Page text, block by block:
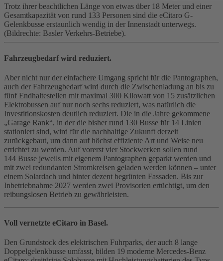
Trotz ihrer beachtlichen Länge von etwas über 18 Meter und einer
Gesamtkapazität von rund 133 Personen sind die eCitaro G-
Gelenkbusse erstaunlich wendig in der Innenstadt unterwegs.
(Bildrechte: Basler Verkehrs-Betriebe).
Fahrzeugbedarf wird reduziert.
Aber nicht nur der einfachere Umgang spricht für die Pantographen,
auch der Fahrzeugbedarf wird durch die Zwischenladung an bis zu
fünf Endhaltestellen mit maximal 300 Kilowatt von 15 zusätzlichen
Elektrobussen auf nur noch sechs reduziert, was natürlich die
Investitionskosten deutlich reduziert. Die in die Jahre gekommene
„Garage Rank“, in der die bisher rund 130 Busse für 14 Linien
stationiert sind, wird für die nachhaltige Zukunft derzeit
zurückgebaut, um dann auf höchst effiziente Art und Weise neu
errichtet zu werden. Auf vorerst vier Stockwerken sollen rund
144 Busse jeweils mit eigenem Pantographen geparkt werden und
mit zwei redundanten Stromkreisen geladen werden können – unter
einem Solardach und hinter dezent begrünten Fassaden. Bis zur
Inbetriebnahme 2027 werden zwei Provisorien ertüchtigt, um den
reibungslosen Betrieb zu gewährleisten.
Voll vernetzte eCitaro in Basel.
Den Grundstock des elektrischen Fuhrparks, der auch 8 lange
Doppelgelenkbusse umfasst, bilden 19 moderne Mercedes‑Benz